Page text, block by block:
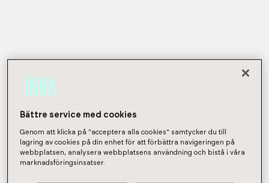
Bättre service med cookies
Genom att klicka på "acceptera alla cookies" samtycker du till
lagring av cookies på din enhet för att förbättra navigeringen på
webbplatsen, analysera webbplatsens användning och bistå i våra
marknadsföringsinsatser.